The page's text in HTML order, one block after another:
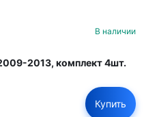
В наличии
2013, комплект 4шт.
Купить